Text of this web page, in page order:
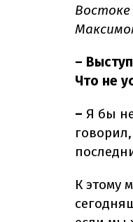
–
Что не
– Я бы
К этому